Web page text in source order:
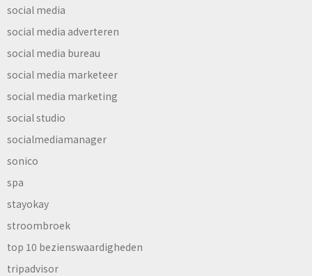
social media
social media adverteren
social media bureau
social media marketeer
social media marketing
social studio
socialmediamanager
sonico
spa
stayokay
stroombroek
top 10 bezienswaardigheden
tripadvisor